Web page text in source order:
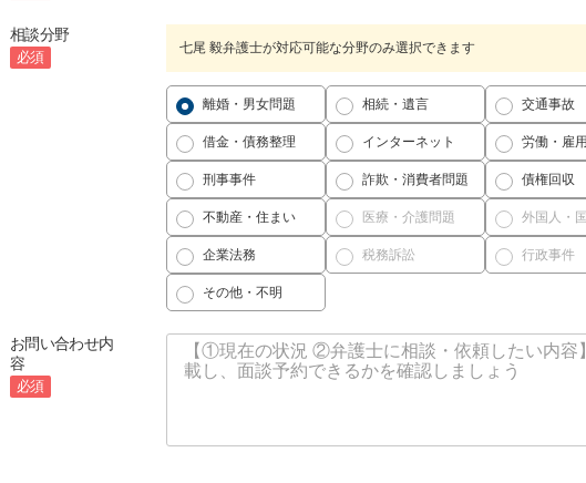
相談分野
必須
七尾 毅弁護士が対応可能な分野のみ選択できます
離婚・男女問題 相続・遺言 交通事故
借金・債務整理 インターネット 労働・雇
刑事事件 詐欺・消費者問題 債権回収
不動産・住まい 医療・介護問題 外国人・
企業法務 税務訴訟 行政事件
その他・不明
お問い合わせ内
容
必須